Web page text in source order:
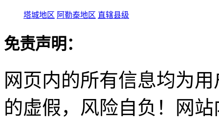
塔城地区 阿勒泰地区 直辖县级
免责声明：
网页内的所有信息均为
的虚假，风险自负！网